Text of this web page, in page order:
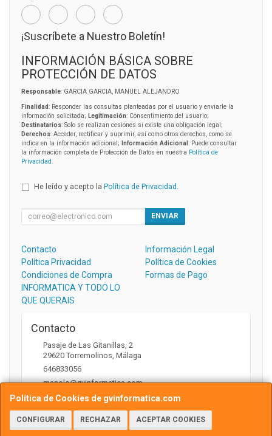
Política de Cookies de gvinformatica.com
CONFIGURAR RECHAZAR ACEPTAR COOKIES
¡Suscríbete a Nuestro Boletín!
INFORMACIÓN BÁSICA SOBRE
PROTECCIÓN DE DATOS
Responsable: GARCIA GARCIA, MANUEL ALEJANDRO
Finalidad: Responder las consultas planteadas por el usuario y enviarle la
información solicitada; Legitimación: Consentimiento del usuario;
Destinatarios: Solo se realizan cesiones si existe una obligación legal;
Derechos: Acceder, rectificar y suprimir, así como otros derechos, como se
indica en la información adicional;
Información Adicional : Puede consultar
la información completa de Protección de Datos en nuestra Política de
Privacidad
He leído y acepto la Política de Privacidad
ENVIAR
Contacto
Información Legal
Política Privacidad
Política de Cookies
Condiciones de Compra
Formas de Pago
INFORMATICA Y TODO LO
QUE QUERAIS
Contacto
Pasaje de Las Gitanillas, 2
29620 Torremolinos Málaga
646833056
manolo@gvinformatica.com
Horario